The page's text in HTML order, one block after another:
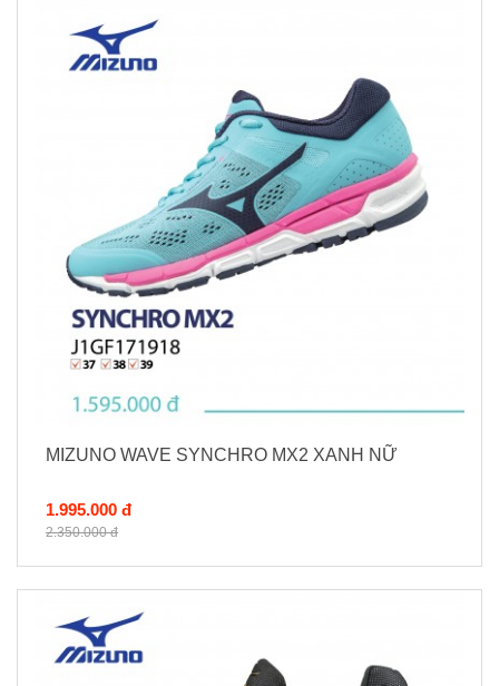
MIZUNO WAVE SYNCHRO MX2 XANH NỮ
1.995.000 đ
2.350.000 đ